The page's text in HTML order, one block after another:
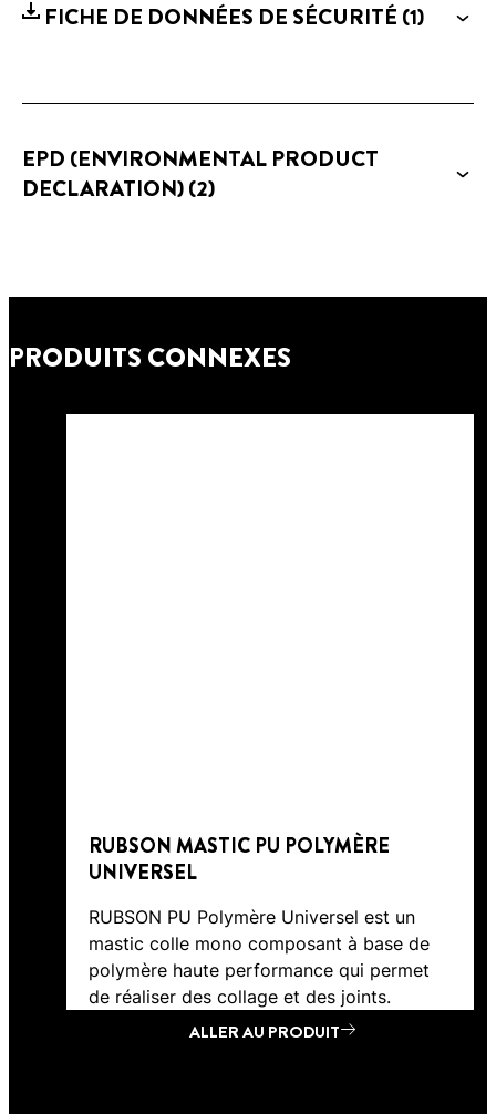
FICHE DE DONNÉES DE SÉCURITÉ (1)
EPD (ENVIRONMENTAL PRODUCT
DECLARATION)(2)
PRODUITS CONNEXES
RUBSON MASTIC PU POLYMÈRE
UNIVERSEL
RUBSON PU Polymère Universel est un
mastic colle mono composant à base de
polymère haute performance qui permet
de réaliser des collage et des joints.
ALLER AU PRODUIT